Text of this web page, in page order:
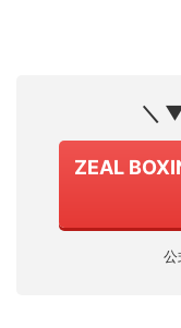
＼
ZEAL
公